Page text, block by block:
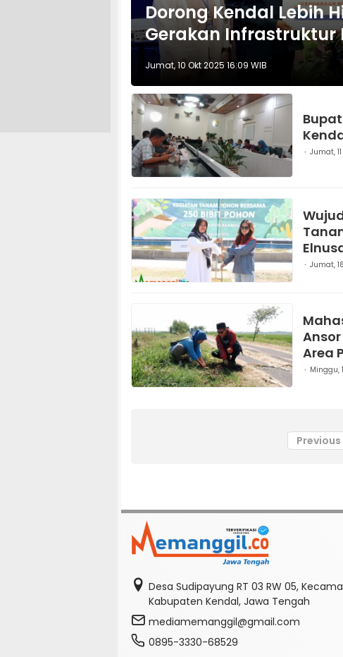
Dorong Kendal Lebih
Gerakan Infrastruktur
Jumat, 10 Okt 2025 16:09 WIB
Jumat,
Jumat,
Area
Minggu,
Previous
Desa Sudipayung RT 03 RW 05,
Kabupaten Kendal, Jawa Tengah
mediamemanggil@gmail.com
0895-3330-68529